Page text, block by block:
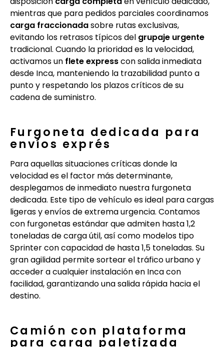
mientras que para pedidos parciales coordinamos
carga fraccionadasobre rutas exclusivas,
evitando los retrasos típicos del grupaje urgente
tradicional. Cuando la prioridad es la velocidad,
activamos un flete expresscon salida inmediata
desde Inca, manteniendo la trazabilidad punto a
punto y respetando los plazos críticos de su
cadena de suministro.
Furgoneta dedicada para
envíos exprés
Para aquellas situaciones críticas donde la
velocidad es el factor más determinante,
desplegamos de inmediato nuestra furgoneta
dedicada. Este tipo de vehículo es ideal para cargas
ligeras y envíos de extrema urgencia. Contamos
con furgonetas estándar que admiten hasta 1,2
toneladas de carga útil, así como modelos tipo
Sprinter con capacidad de hasta 1,5 toneladas. Su
gran agilidad permite sortear el tráfico urbano y
acceder a cualquier instalación en Inca con
facilidad, garantizando una salida rápida hacia el
destino.
Camión con plataforma
para carga paletizada